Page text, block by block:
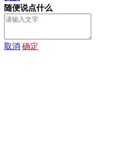
随便说点什么
取消 确定